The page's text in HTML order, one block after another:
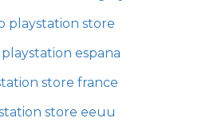
playstation store
espana
store france
store eeuu